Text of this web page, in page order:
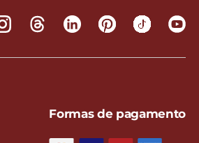
Formas de pagamento